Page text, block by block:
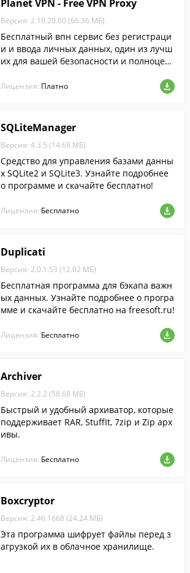
Planet VPN - Free VPN Proxy
Версия: 2.10.20.60 (66.36 МБ)
Бесплатный впн сервис без регистраци
и и ввода личных данных, один из лучш
их для вашей безопасности и полноцен
ресурсам.
Лицензия: Платно
SQLiteManager
Версия: 4.3.5 (14.68 МБ)
Средство для управления базами данны
х SQLite2 и SQLite3. Узнайте подробнее
о программе и скачайте бесплатно!
Лицензия: Бесплатно
Duplicati
Версия: 2.0.1.53 (12.02 МБ)
Бесплатная программа для бэкапа важн
ых данных. Узнайте подробнее о програ
мме и скачайте бесплатно на freesoft.ru!
Лицензия: Бесплатно
Archiver
Версия: 2.2.2 (58.68 МБ)
Быстрый и удобный архиватор, которые
поддерживает RAR, StuffIt, 7zip и Zip арх
ивы.
Лицензия: Бесплатно
Boxcryptor
Версия: 2.46.1668 (24.24 МБ)
Эта программа шифрует файлы перед з
агрузкой их в облачное хранилище.